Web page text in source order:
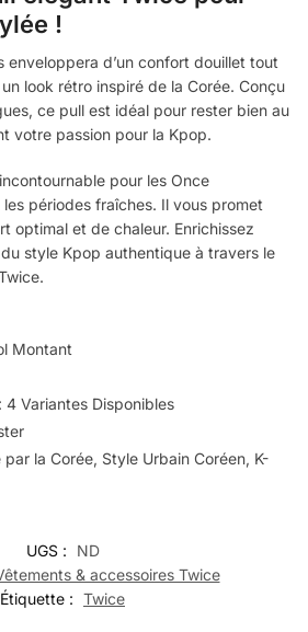
!
enveloppera d’un confort douillet tout
look rétro inspiré de la Corée. Conçu
ce pull est idéal pour rester bien au
votre passion pour la Kpop.
pour les Once
périodes fraîches. Il vous promet
optimal et de chaleur. Enrichissez
style Kpop authentique à travers le
Montant
4 Variantes Disponibles
la Corée, Style Urbain Coréen, K-
UGS :
ND
& accessoires Twice
Étiquette : Twice